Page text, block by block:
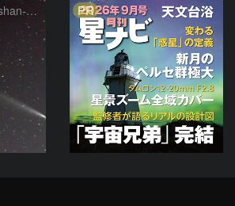
C/2023 A3 ( Tsuchinshan-ATLAS ) PR